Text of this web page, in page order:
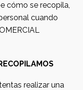
cómo se recopila,
cuando
realizar una